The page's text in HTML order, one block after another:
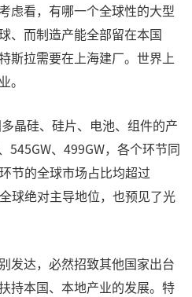
虑看，有哪一个全球性的大型
、而制造产能全部留在本国
斯拉需要在上海建厂。世界上
。
晶硅、硅片、电池、组件的产
545GW、499GW，各个环节同
节的全球市场占比均超过
球绝对主导地位，也预见了光
发达，必然招致其他国家出台
持本国、本地产业的发展。特